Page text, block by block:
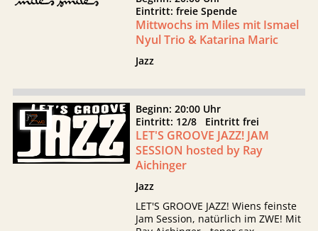
Eintritt: freie Spende
Mittwochs im Miles mit Ismael
Nyul Trio & Katarina Maric
Jazz
Beginn: 20:00 Uhr
Eintritt: 12/8 Eintritt frei
LET'S GROOVE JAZZ! JAM
SESSION hosted by Ray
Aichinger
Jazz
LET'S GROOVE JAZZ! Wiens feinste
Jam Session, natürlich im ZWE! Mit